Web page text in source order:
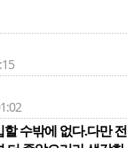
수밖에 없다.다만 전